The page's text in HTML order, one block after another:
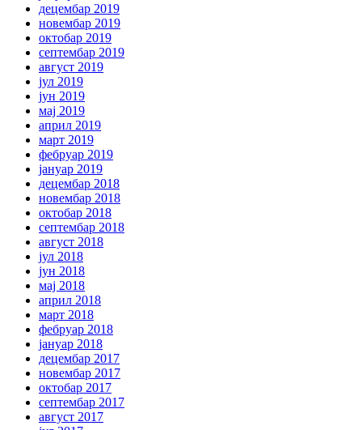
децембар 2019
новембар 2019
октобар 2019
септембар 2019
август 2019
јул 2019
јун 2019
мај 2019
април 2019
март 2019
фебруар 2019
јануар 2019
децембар 2018
новембар 2018
октобар 2018
септембар 2018
август 2018
јул 2018
јун 2018
мај 2018
април 2018
март 2018
фебруар 2018
јануар 2018
децембар 2017
новембар 2017
октобар 2017
септембар 2017
август 2017